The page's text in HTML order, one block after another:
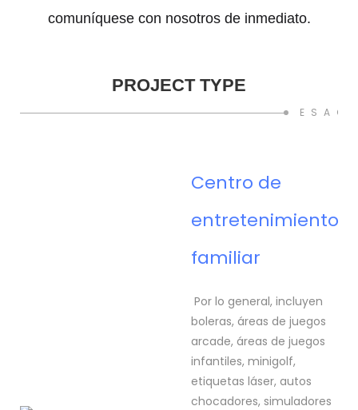
comuníquese con nosotros de inmediato.
PROJECT TYPE
ESAC
Centro de
entretenimiento
familiar
Por lo general, incluyen
boleras, áreas de juegos
arcade, áreas de juegos
infantiles, minigolf,
etiquetas láser, autos
chocadores, simuladores